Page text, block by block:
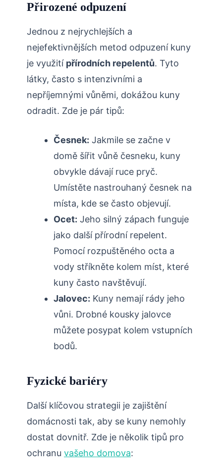
Přirozené odpuzení
Jednou⁢ z nejrychlejších‍ a
nejefektivnějších metod odpuzení kuny
je využití přírodních repelentů. Tyto
látky, často ‍s intenzivními a ​
nepříjemnými⁤ vůněmi, dokážou kuny
odradit. Zde je pár tipů:
Česnek: Jakmile se⁣ začne v
domě ⁤šířit‌ vůně česneku, kuny
obvykle dávají ruce pryč.
Umístěte nastrouhaný ⁣česnek na​
místa, kde ‍se často objevují.
Ocet: Jeho silný zápach funguje‍
jako další ⁢přírodní repelent.‌
Pomocí rozpuštěného ⁤octa a
vody‌ stříkněte ​kolem míst,​ které⁤
kuny často navštěvují.
Jalovec: Kuny nemají rády jeho
vůni. Drobné kousky jalovce⁢
můžete posypat kolem vstupních
bodů.
Fyzické bariéry
Další klíčovou strategii je zajištění⁤
domácnosti tak, ​aby ‍se kuny‌ nemohly
dostat dovnitř.⁤ Zde je ⁢několik tipů pro
ochranu vašeho domova: